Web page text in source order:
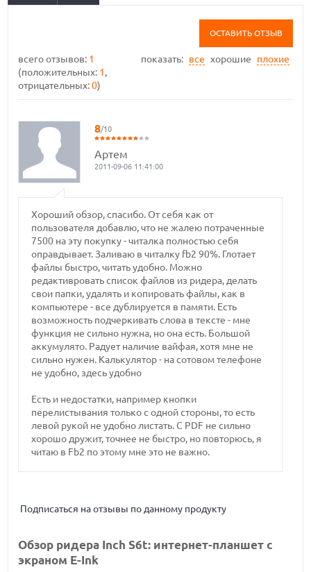
ОСТАВИТЬ ОТЗЫВ
показать: все хорошие плохие
всего отзывов: 1
(положительных: 1,
отрицательных:0)
8/10
Артем
2011-09-06 11:41:00
Хороший обзор, спасибо. От себя как от
пользователя добавлю, что не жалею потраченные
7500 на эту покупку - читалка полностью себя
оправдывает. Заливаю в читалку fb2 90%. Глотает
файлы быстро, читать удобно. Можно
редактивровать список файлов из ридера, делать
свои папки, удалять и копировать файлы, как в
компьютере - все дублируется в памяти. Есть
возможность подчеркивать слова в тексте - мне
функция не сильно нужна, но она есть. Большой
аккумулято. Радует наличие вайфая, хотя мне не
сильно нужен. Калькулятор - на сотовом телефоне
не удобно, здесь удобно
Есть и недостатки, например кнопки
перелистывания только с одной стороны, то есть
левой рукой не удобно листать. С PDF не сильно
хорошо дружит, точнее не быстро, но повторюсь, я
читаю в Fb2 по этому мне это не важно.
Подписаться на отзывы по данному продукту
Обзор ридера Inch S6t: интернет-планшет с
экраном E-Ink